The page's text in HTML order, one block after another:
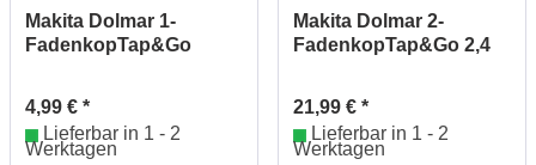
Makita Dolmar 1-
FadenkopTap&Go
4,99 € *
Lieferbar in 1 - 2
Werktagen
Makita Dolmar 2-
FadenkopTap&Go 2,4
21,99 € *
Lieferbar in 1 - 2
Werktagen